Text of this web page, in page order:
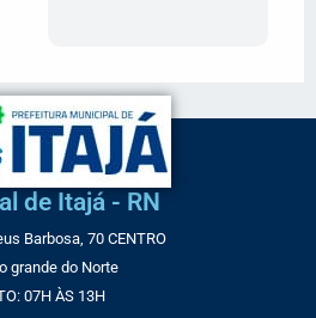
de Itajá - RN
Barbosa, 70 CENTRO
grande do Norte
07H ÀS 13H